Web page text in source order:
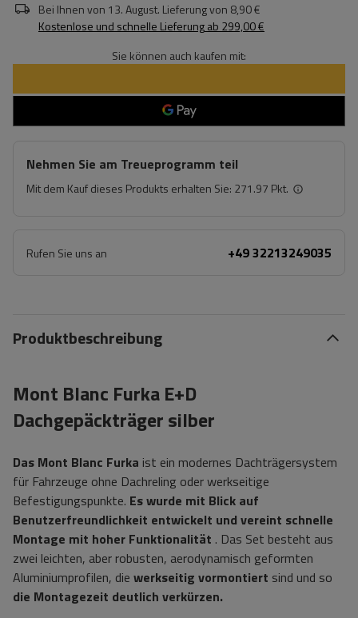
Bei Ihnen von 13. August. Lieferung von 8,90 €
Kostenlose und schnelle Lieferungab 299,00 €
Sie können auch kaufen mit:
Nehmen Sie am Treueprogramm teil
Mit dem Kauf dieses Produkts erhalten Sie: 271.97 Pkt.
Rufen Sie uns an +49 32213249035
Produktbeschreibung
Mont Blanc Furka E+D
Dachgepäckträger silber
Das Mont Blanc Furka ist ein modernes Dachträgersystem
für Fahrzeuge ohne Dachreling oder werkseitige
Befestigungspunkte. Es wurde mit Blick auf
Benutzerfreundlichkeit entwickelt und vereint schnelle
Montage mit hoher Funktionalität . Das Set besteht aus
zwei leichten, aber robusten, aerodynamisch geformten
Aluminiumprofilen, die werkseitig vormontiert sind und so
die Montagezeit deutlich verkürzen.